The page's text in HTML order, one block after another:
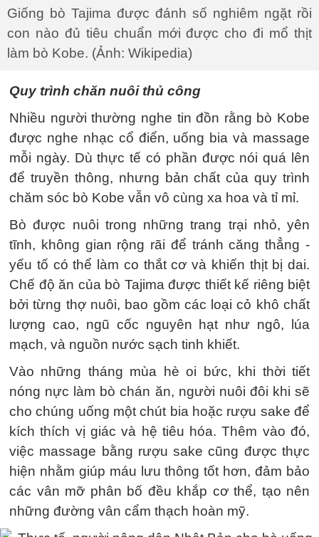
Giống bò Tajima được đánh số nghiêm ngặt rồi
con nào đủ tiêu chuẩn mới được cho đi mổ thịt
làm bò Kobe. (Ảnh: Wikipedia)
Quy trình chăn nuôi thủ công
Nhiều người thường nghe tin đồn rằng bò Kobe
được nghe nhạc cổ điển, uống bia và massage
mỗi ngày. Dù thực tế có phần được nói quá lên
để truyền thông, nhưng bản chất của quy trình
chăm sóc bò Kobe vẫn vô cùng xa hoa và tỉ mỉ.
Bò được nuôi trong những trang trại nhỏ, yên
tĩnh, không gian rộng rãi để tránh căng thẳng -
yếu tố có thể làm co thắt cơ và khiến thịt bị dai.
Chế độ ăn của bò Tajima được thiết kế riêng biệt
bởi từng thợ nuôi, bao gồm các loại cỏ khô chất
lượng cao, ngũ cốc nguyên hạt như ngô, lúa
mạch, và nguồn nước sạch tinh khiết.
Vào những tháng mùa hè oi bức, khi thời tiết
nóng nực làm bò chán ăn, người nuôi đôi khi sẽ
cho chúng uống một chút bia hoặc rượu sake để
kích thích vị giác và hệ tiêu hóa. Thêm vào đó,
việc massage bằng rượu sake cũng được thực
hiện nhằm giúp máu lưu thông tốt hơn, đảm bảo
các vân mỡ phân bố đều khắp cơ thể, tạo nên
những đường vân cẩm thạch hoàn mỹ.